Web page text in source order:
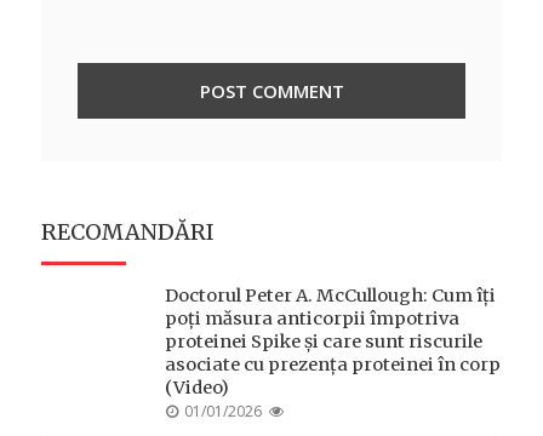
RECOMANDĂRI
Doctorul Peter A. McCullough: Cum îți
poți măsura anticorpii împotriva
proteinei Spike și care sunt riscurile
asociate cu prezența proteinei în corp
(Video)
POSTED
01/01/2026